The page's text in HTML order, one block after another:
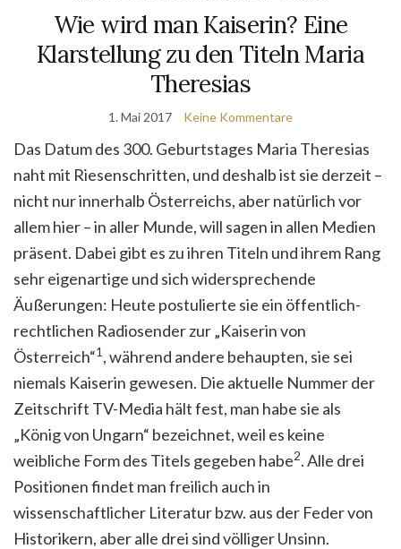
Wie wird man Kaiserin? Eine
Klarstellung zu den Titeln Maria
Theresias
1. Mai 2017 Keine Kommentare
Das Datum des 300. Geburtstages Maria Theresias
naht mit Riesenschritten, und deshalb ist sie derzeit –
nicht nur innerhalb Österreichs, aber natürlich vor
allem hier – in aller Munde, will sagen in allen Medien
präsent. Dabei gibt es zu ihren Titeln und ihrem Rang
sehr eigenartige und sich widersprechende
Äußerungen: Heute postulierte sie ein öffentlich-
rechtlichen Radiosender zur „Kaiserin von
Österreich“1, während andere behaupten, sie sei
niemals Kaiserin gewesen. Die aktuelle Nummer der
Zeitschrift TV-Media hält fest, man habe sie als
„König von Ungarn“ bezeichnet, weil es keine
weibliche Form des Titels gegeben habe2. Alle drei
Positionen findet man freilich auch in
wissenschaftlicher Literatur bzw. aus der Feder von
Historikern, aber alle drei sind völliger Unsinn.